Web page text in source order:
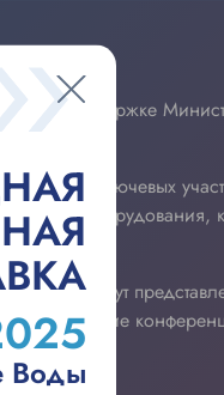
при поддержке
ключевых
и оборудования,
будут
тематические
Воды